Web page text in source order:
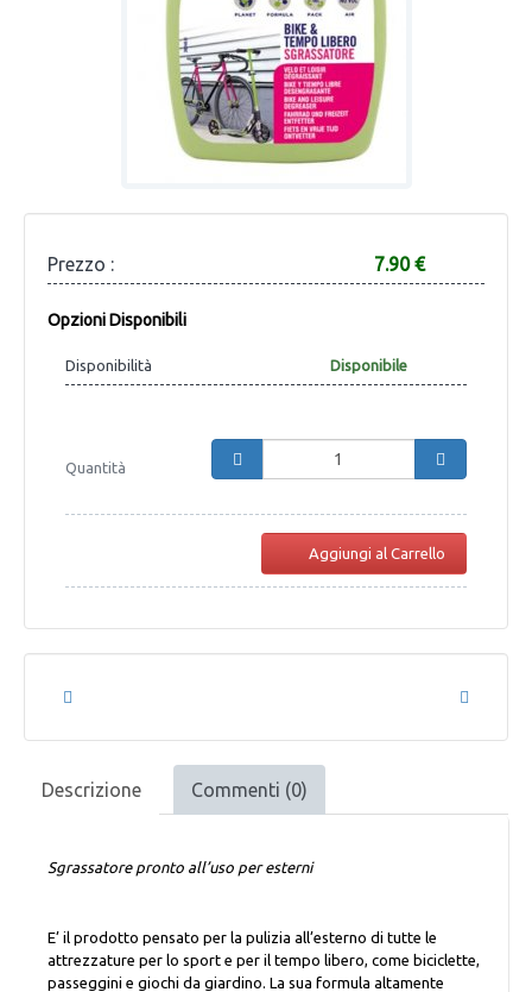
Prezzo : 7.90 €
Opzioni Disponibili
Disponibilità Disponibile
Quantità
Aggiungi al Carrello
Descrizione Commenti (0)
Sgrassatore pronto all’uso per esterni
E’ il prodotto pensato per la pulizia all’esterno di tutte le
attrezzature per lo sport e per il tempo libero, come biciclette,
passeggini e giochi da giardino. La sua formula altamente